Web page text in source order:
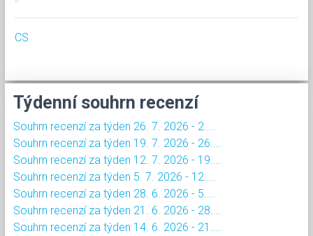
CS
Týdenní souhrn recenzí
Souhrn recenzí za týden 26. 7. 2026 - 2....
Souhrn recenzí za týden 19. 7. 2026 - 26....
Souhrn recenzí za týden 12. 7. 2026 - 19....
Souhrn recenzí za týden 5. 7. 2026 - 12....
Souhrn recenzí za týden 28. 6. 2026 - 5....
Souhrn recenzí za týden 21. 6. 2026 - 28....
Souhrn recenzí za týden 14. 6. 2026 - 21....